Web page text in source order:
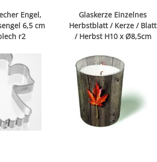
Engel,
6,5 cm
r2
Glaskerze Einzelnes
Herbstblatt / Kerze / Blatt
/ Herbst H10 x Ø8,5cm